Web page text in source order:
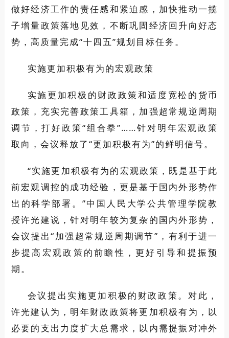
做好经济工作的责任感和紧迫感，加快推动一揽
子增量政策落地见效，不断巩固经济回升向好态
势，高质量完成“十四五”规划目标任务。
实施更加积极有为的宏观政策
实施更加积极的财政政策和适度宽松的货币
政策，充实完善政策工具箱，加强超常规逆周期
调节，打好政策“组合拳”……针对明年宏观政策
取向，会议释放了“更加积极有为”的鲜明信号。
“实施更加积极有为的宏观政策，既是基于此
前宏观调控的成功经验，更是基于国内外形势作
出的科学部署。”中国人民大学公共管理学院教
授许光建说，针对明年较为复杂的国内外形势，
会议提出“加强超常规逆周期调节”，有利于进一
步提高宏观政策的前瞻性，更好引导和提振预
期。
会议提出实施更加积极的财政政策。对此，
许光建认为，明年财政政策将更加积极有为，以
必要的支出力度扩大总需求，以内需提振对冲外